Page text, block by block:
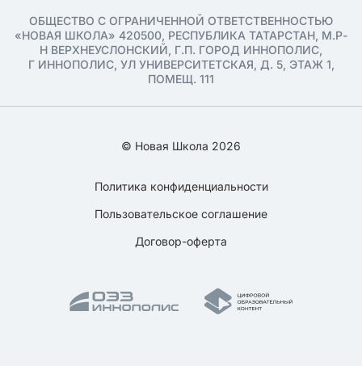
ОБЩЕСТВО С ОГРАНИЧЕННОЙ ОТВЕТСТВЕННОСТЬЮ
«НОВАЯ ШКОЛА» 420500, РЕСПУБЛИКА ТАТАРСТАН, М.Р-
Н ВЕРХНЕУСЛОНСКИЙ, Г.П. ГОРОД ИННОПОЛИС,
Г ИННОПОЛИС, УЛ УНИВЕРСИТЕТСКАЯ, Д. 5, ЭТАЖ 1,
ПОМЕЩ. 111
© Новая Школа 2026
Политика конфиденциальности
Пользовательское соглашение
Договор-оферта